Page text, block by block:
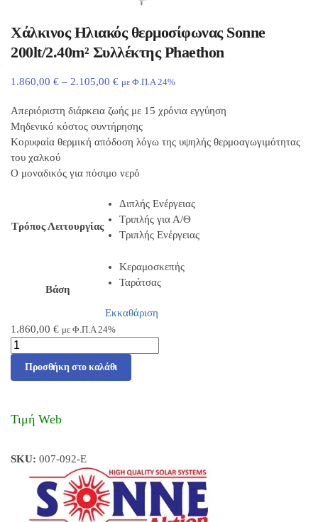
Χάλκινος Ηλιακός θερμοσίφωνας Sonne
200lt/2.40m² Συλλέκτης Phaethon
1.860,00 € – 2.105,00 € με Φ.Π.Α 24%
Απεριόριστη διάρκεια ζωής με 15 χρόνια εγγύηση
Μηδενικό κόστος συντήρησης
Κορυφαία θερμική απόδοση λόγω της υψηλής θερμοαγωγιμότητας
του χαλκού
Ο μοναδικός για πόσιμο νερό
Τρόπος Λειτουργίας
Διπλής Ενέργειας
Τριπλής για Α/Θ
Τριπλής Ενέργειας
Βάση
Κεραμοσκεπής
Ταράτσας
Εκκαθάριση
1.860,00 € με Φ.Π.Α 24%
Προσθήκη στο καλάθι
Τιμή Web
SKU: 007-092-E